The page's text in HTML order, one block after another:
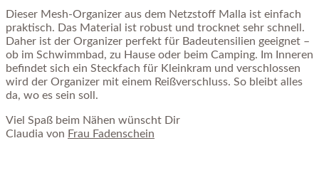
Dieser Mesh-Organizer aus dem Netzstoff Malla ist einfach
praktisch. Das Material ist robust und trocknet sehr schnell.
Daher ist der Organizer perfekt für Badeutensilien geeignet –
ob im Schwimmbad, zu Hause oder beim Camping. Im Inneren
befindet sich ein Steckfach für Kleinkram und verschlossen
wird der Organizer mit einem Reißverschluss. So bleibt alles
da, wo es sein soll.
Viel Spaß beim Nähen wünscht Dir
Claudia von Frau Fadenschein